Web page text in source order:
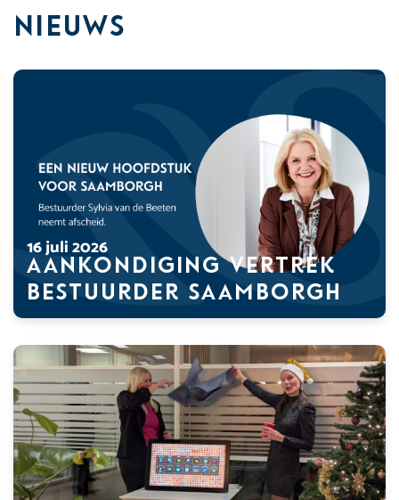
Nieuws
Aankondiging vertrek
bestuurder Saamborgh
16 juli 2026